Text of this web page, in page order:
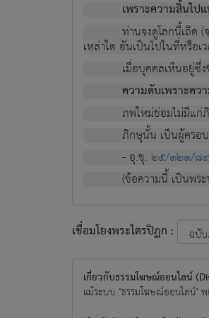
เพราะความสิ้นไป
ท่านจงดูโลกนี้เถิด
เหล่าใด อันเป็นไปในที่หรือเ
เมื่อบุคคลเห็นอยู่ซึ่
ความดับเพราะคว
ภพใหม่ย่อมไม่มีแก่
ภิกษุนั้น เป็นผู้ครอ
- อุ.ขุ.๒๕/๑๒๑/๘๔
(ข้อความนี้ เป็นพร
เชื่อมโยงพระไตรปิฏก :
เกี่ยวกับธรรมโฆษณ์ออนไลน์
แม้ระบบ "ธรรมโฆษณ์ออนไลน์"